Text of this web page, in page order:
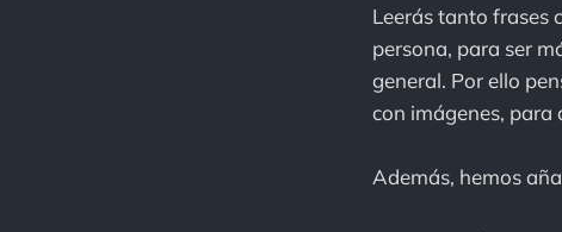
Leerás tanto frases
persona, para ser
general. Por ello
con imágenes, para
Además, hemos